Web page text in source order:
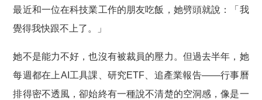
最近和一位在科技業工作的朋友吃飯，她劈頭就說：「我
覺得我快跟不上了。」
她不是能力不好，也沒有被裁員的壓力。但過去半年，她
每週都在上AI工具課、研究ETF、追產業報告——行事曆
排得密不透風，卻始終有一種說不清楚的空洞感，像是一